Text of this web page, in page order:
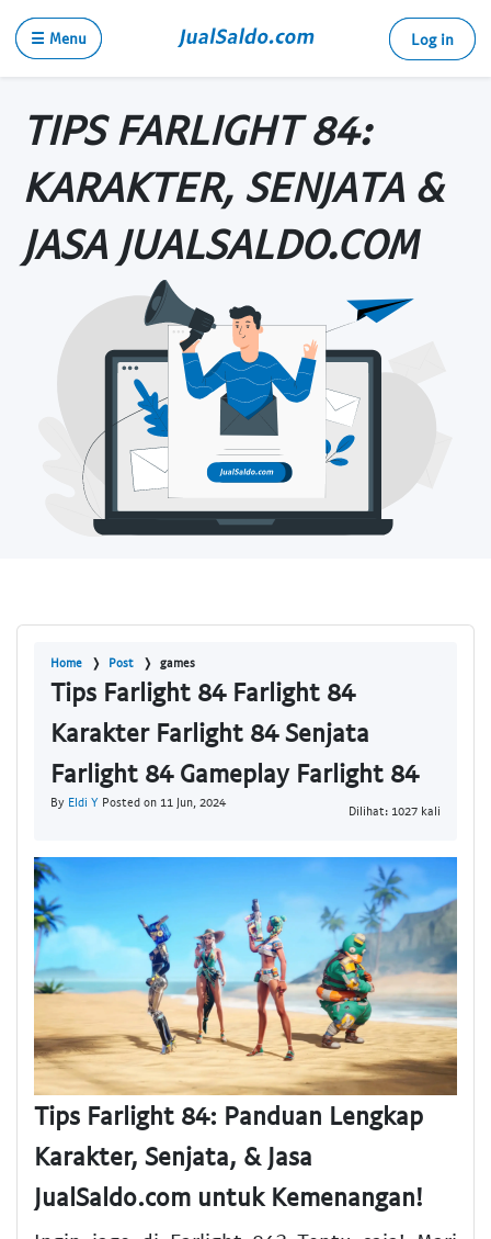
☰ Menu Log in
TIPS FARLIGHT 84:
KARAKTER, SENJATA &
JASA JUALSALDO.COM
Home Post games
Tips Farlight 84 Farlight 84
Karakter Farlight 84 Senjata
Farlight 84 Gameplay Farlight 84
By Eldi Y Posted on 11 Jun, 2024
Dilihat: 1027 kali
Tips Farlight 84: Panduan Lengkap
Karakter, Senjata, & Jasa
JualSaldo.com untuk Kemenangan!